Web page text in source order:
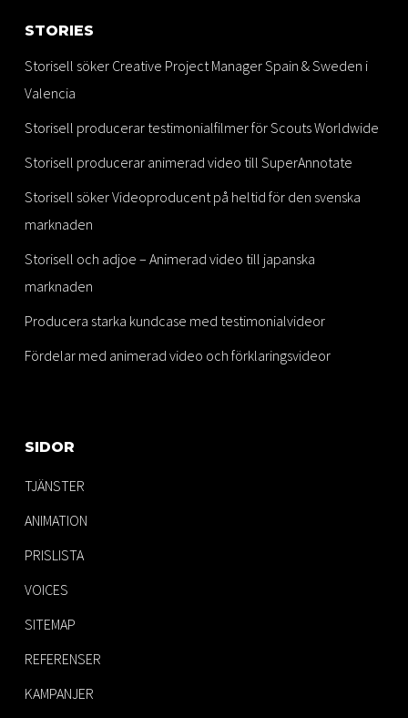
STORIES
Storisell söker Creative Project Manager Spain & Sweden i
Valencia
Storisell producerar testimonialfilmer för Scouts Worldwide
Storisell producerar animerad video till SuperAnnotate
Storisell söker Videoproducent på heltid för den svenska
marknaden
Storisell och adjoe – Animerad video till japanska
marknaden
Producera starka kundcase med testimonialvideor
Fördelar med animerad video och förklaringsvideor
SIDOR
TJÄNSTER
ANIMATION
PRISLISTA
VOICES
SITEMAP
REFERENSER
KAMPANJER